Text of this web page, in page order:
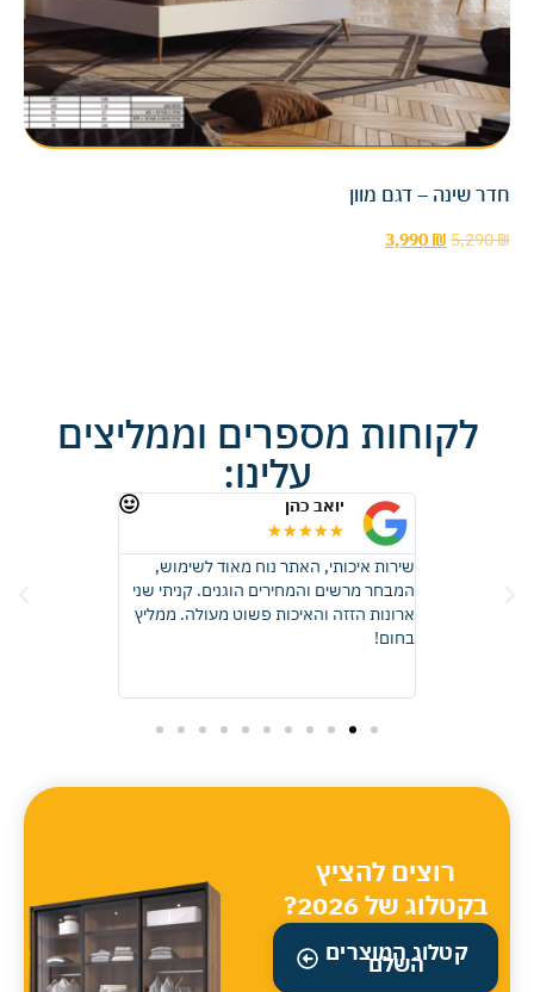
חדר שינה – דגם מוון
5,290₪
3,990 ₪
לקוחות מספרים וממליצים
עלינו:
יואב כהן
★
★
★
★
★
שירות איכותי, האתר נוח מאוד לשימוש,
המבחר מרשים והמחירים הוגנים. קניתי שני
ארונות הזזה והאיכות פשוט מעולה. ממליץ
בחום!
רוצים להציץ
בקטלוג של 2026?
קטלוג המוצרים
השלם